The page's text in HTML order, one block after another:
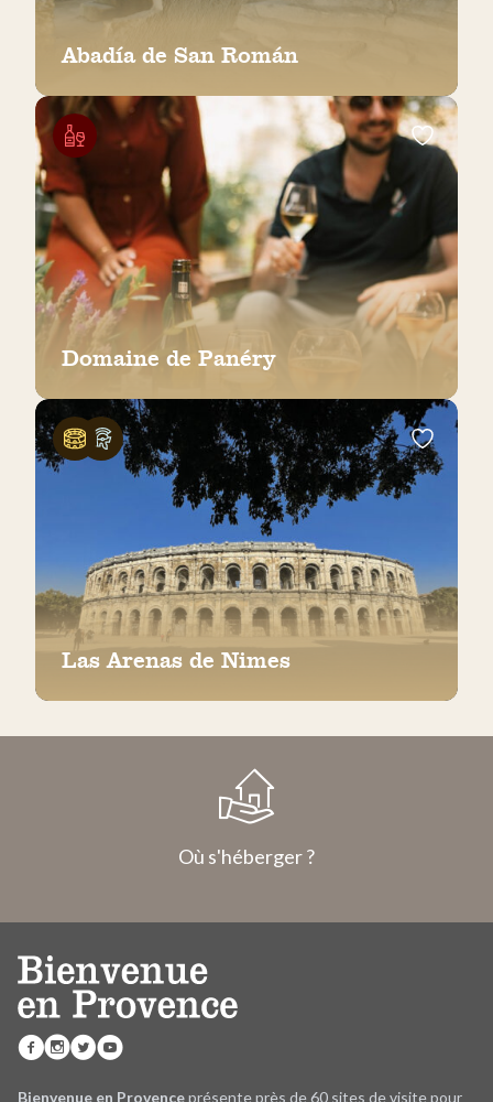
Abadía de San Román
Domaine de Panéry
Las Arenas de Nimes
Où s'héberger ?
Bienvenue en Provenceprésente près de 60 sites de visite pour